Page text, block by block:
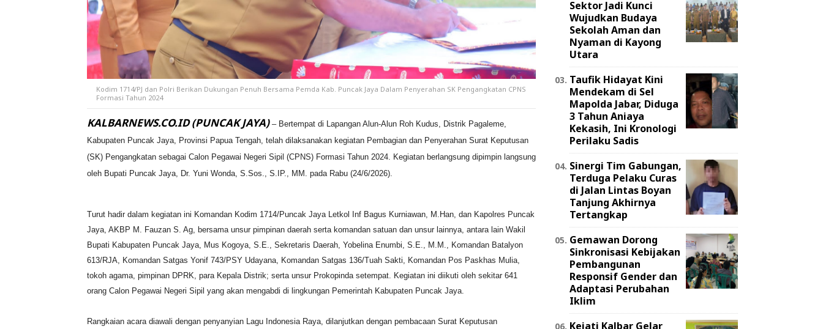
Kodim 1714/PJ dan Polri Berikan Dukungan Penuh Bersama Pemda Kab. Puncak Jaya Dalam Penyerahan SK Pengangkatan CPNS
Formasi Tahun 2024
KALBARNEWS.CO.ID (PUNCAK JAYA) – Bertempat di Lapangan Alun-Alun Roh Kudus, Distrik Pagaleme,
Kabupaten Puncak Jaya, Provinsi Papua Tengah, telah dilaksanakan kegiatan Pembagian dan Penyerahan Surat Keputusan
(SK) Pengangkatan sebagai Calon Pegawai Negeri Sipil (CPNS) Formasi Tahun 2024. Kegiatan berlangsung dipimpin langsung
oleh Bupati Puncak Jaya, Dr. Yuni Wonda, S.Sos., S.IP., MM. pada Rabu (24/6/2026).
Turut hadir dalam kegiatan ini Komandan Kodim 1714/Puncak Jaya Letkol Inf Bagus Kurniawan, M.Han, dan Kapolres Puncak
Jaya, AKBP M. Fauzan S. Ag, bersama unsur pimpinan daerah serta komandan satuan dan unsur lainnya, antara lain Wakil
Bupati Kabupaten Puncak Jaya, Mus Kogoya, S.E., Sekretaris Daerah, Yobelina Enumbi, S.E., M.M., Komandan Batalyon
613/RJA, Komandan Satgas Yonif 743/PSY Udayana, Komandan Satgas 136/Tuah Sakti, Komandan Pos Paskhas Mulia,
tokoh agama, pimpinan DPRK, para Kepala Distrik; serta unsur Prokopinda setempat. Kegiatan ini diikuti oleh sekitar 641
orang Calon Pegawai Negeri Sipil yang akan mengabdi di lingkungan Pemerintah Kabupaten Puncak Jaya.
Rangkaian acara diawali dengan penyanyian Lagu Indonesia Raya, dilanjutkan dengan pembacaan Surat Keputusan
Sektor Jadi Kunci
Wujudkan Budaya
Sekolah Aman dan
Nyaman di Kayong
Utara
Taufik Hidayat Kini
Mendekam di Sel
Mapolda Jabar, Diduga
3 Tahun Aniaya
Kekasih, Ini Kronologi
Perilaku Sadis
Sinergi Tim Gabungan,
Terduga Pelaku Curas
di Jalan Lintas Boyan
Tanjung Akhirnya
Tertangkap
Gemawan Dorong
Sinkronisasi Kebijakan
Pembangunan
Responsif Gender dan
Adaptasi Perubahan
Iklim
Kejati Kalbar Gelar